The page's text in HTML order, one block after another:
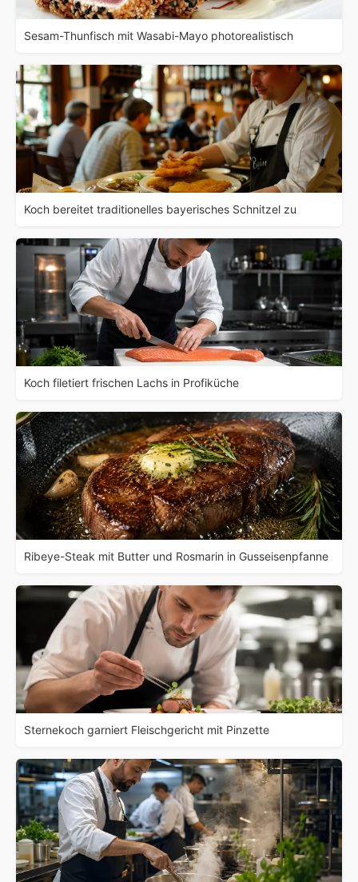
Sesam-Thunfisch mit Wasabi-Mayo photorealistisch
Koch bereitet traditionelles bayerisches Schnitzel zu
Koch filetiert frischen Lachs in Profiküche
Ribeye-Steak mit Butter und Rosmarin in Gusseisenpfanne
Sternekoch garniert Fleischgericht mit Pinzette